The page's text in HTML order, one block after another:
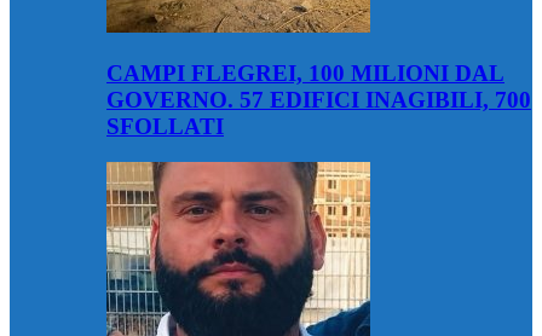
CAMPI FLEGREI, 100 MILIONI DAL
GOVERNO. 57 EDIFICI INAGIBILI, 700
SFOLLATI